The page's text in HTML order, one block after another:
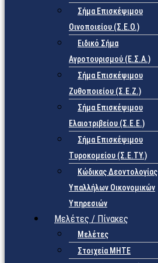
Σήμα Επισκέψιμου
Οινοποιείου (Σ.Ε.Ο.)
Ειδικό Σήμα
Αγροτουρισμού (Ε.Σ.Α.)
Σήμα Επισκέψιμου
Ζυθοποιείου (Σ.Ε.Ζ.)
Σήμα Επισκέψιμου
Ελαιοτριβείου (Σ.Ε.Ε.)
Σήμα Επισκέψιμου
Τυροκομείου (Σ.Ε.TY.)
Κώδικας Δεοντολογίας
Υπαλλήλων Οικονομικών
Υπηρεσιών
Μελέτες / Πίνακες
Μελέτες
Στοιχεία ΜΗΤΕ